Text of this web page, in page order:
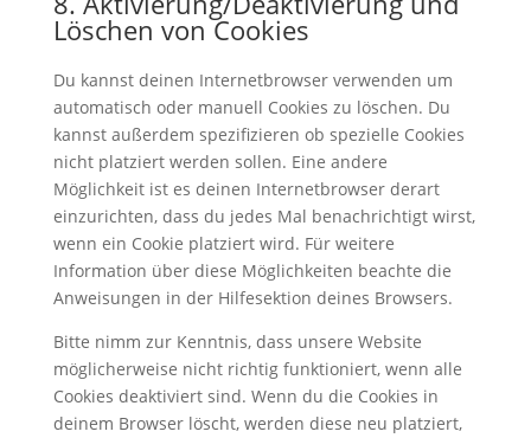
Löschen von Cookies
Du kannst deinen Internetbrowser verwenden um
automatisch oder manuell Cookies zu löschen. Du
kannst außerdem spezifizieren ob spezielle Cookies
nicht platziert werden sollen. Eine andere
Möglichkeit ist es deinen Internetbrowser derart
einzurichten, dass du jedes Mal benachrichtigt wirst,
wenn ein Cookie platziert wird. Für weitere
Information über diese Möglichkeiten beachte die
Anweisungen in der Hilfesektion deines Browsers.
Bitte nimm zur Kenntnis, dass unsere Website
möglicherweise nicht richtig funktioniert, wenn alle
Cookies deaktiviert sind. Wenn du die Cookies in
deinem Browser löscht, werden diese neu platziert,